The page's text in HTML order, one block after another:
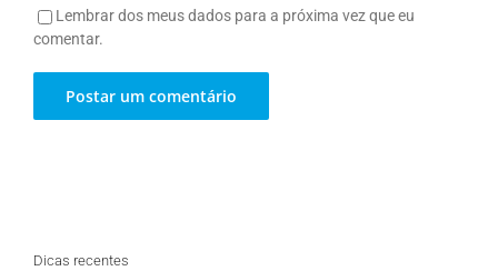
Lembrar dos meus dados para a próxima vez que eu
comentar.
Dicas recentes